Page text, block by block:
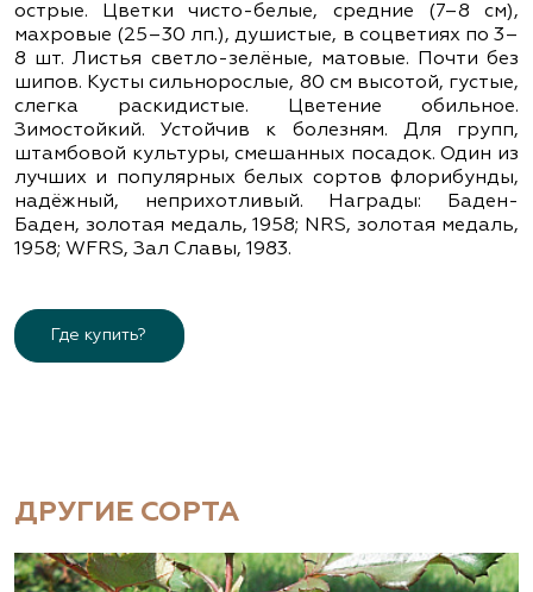
острые. Цветки чисто-белые, средние (7–8 см),
махровые (25–30 лп.), душистые, в соцветиях по 3–
8 шт. Листья светло-зелёные, матовые. Почти без
шипов. Кусты сильнорослые, 80 см высотой, густые,
слегка раскидистые. Цветение обильное.
Зимостойкий. Устойчив к болезням. Для групп,
штамбовой культуры, смешанных посадок. Один из
лучших и популярных белых сортов флорибунды,
надёжный, неприхотливый. Награды: Баден-
Баден, золотая медаль, 1958; NRS, золотая медаль,
1958; WFRS, Зал Славы, 1983.
Где купить?
ДРУГИЕ СОРТА